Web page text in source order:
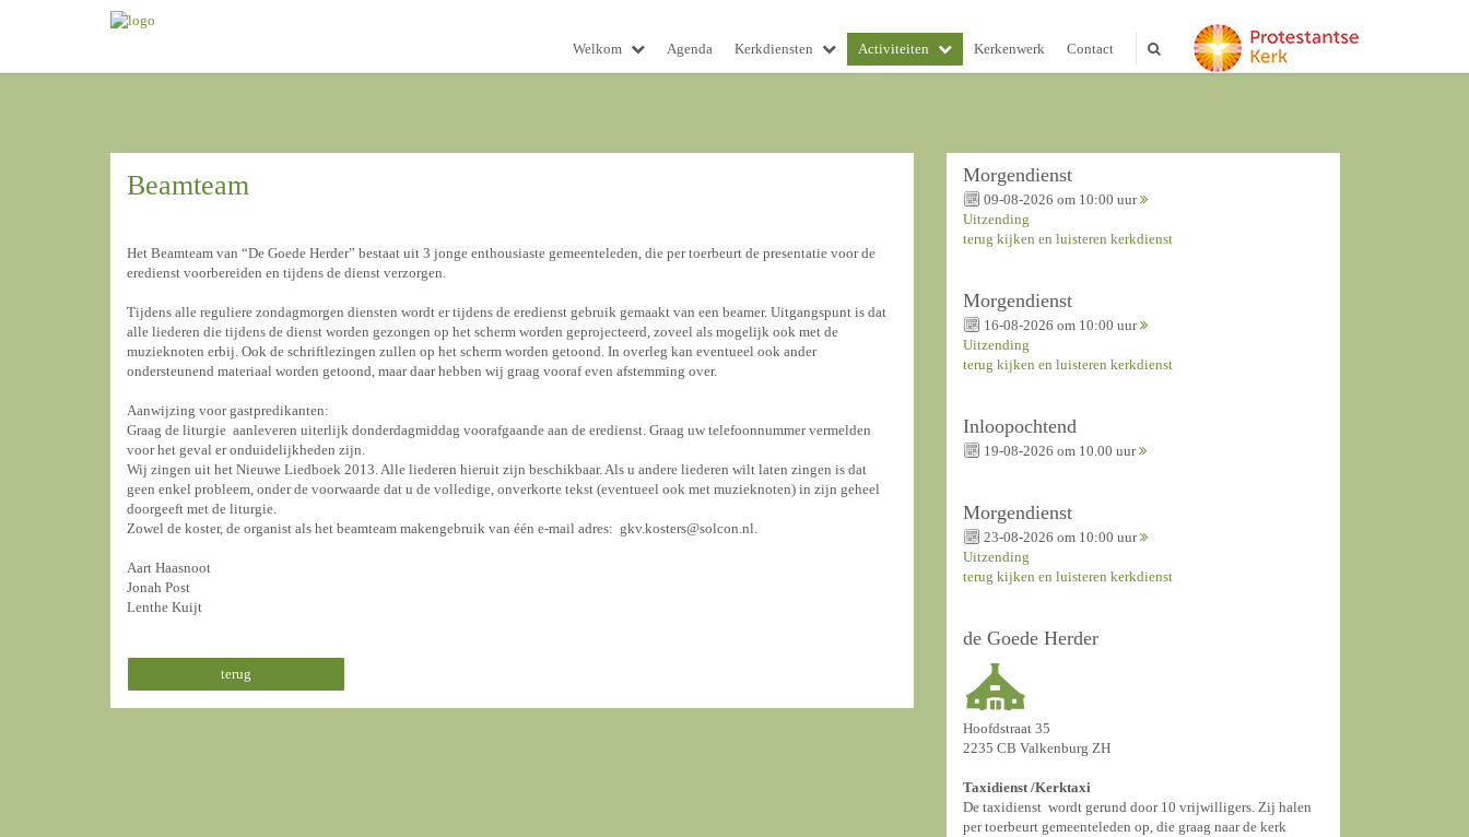
Welkom Agenda Kerkdiensten Activiteiten Kerkenwerk Contact
Beamteam
Het Beamteam van “De Goede Herder” bestaat uit 3 jonge enthousiaste gemeenteleden, die per toerbeurt de presentatie voor de
eredienst voorbereiden en tijdens de dienst verzorgen.
Tijdens alle reguliere zondagmorgen diensten wordt er tijdens de eredienst gebruik gemaakt van een beamer. Uitgangspunt is dat
alle liederen die tijdens de dienst worden gezongen op het scherm worden geprojecteerd, zoveel als mogelijk ook met de
muzieknoten erbij. Ook de schriftlezingen zullen op het scherm worden getoond. In overleg kan eventueel ook ander
ondersteunend materiaal worden getoond, maar daar hebben wij graag vooraf even afstemming over.
Aanwijzing voor gastpredikanten:
Graag de liturgie aanleveren uiterlijk donderdagmiddag voorafgaande aan de eredienst. Graag uw telefoonnummer vermelden
voor het geval er onduidelijkheden zijn.
Wij zingen uit het Nieuwe Liedboek 2013. Alle liederen hieruit zijn beschikbaar. Als u andere liederen wilt laten zingen is dat
geen enkel probleem, onder de voorwaarde dat u de volledige, onverkorte tekst (eventueel ook met muzieknoten) in zijn geheel
doorgeeft met de liturgie.
Zowel de koster, de organist als het beamteam makengebruik van één e-mail adres: gkv.kosters@solcon.nl.
Aart Haasnoot
Jonah Post
Lenthe Kuijt
terug
Morgendienst
09-08-2026 om 10:00 uur
Uitzending
terug kijken en luisteren kerkdienst
Morgendienst
16-08-2026 om 10:00 uur
Uitzending
terug kijken en luisteren kerkdienst
Inloopochtend
19-08-2026 om 10.00 uur
Morgendienst
23-08-2026 om 10:00 uur
Uitzending
terug kijken en luisteren kerkdienst
de Goede Herder
Hoofdstraat 35
2235 CB Valkenburg ZH
Taxidienst /Kerktaxi
De taxidienst wordt gerund door 10 vrijwilligers. Zij halen
per toerbeurt gemeenteleden op, die graag naar de kerk